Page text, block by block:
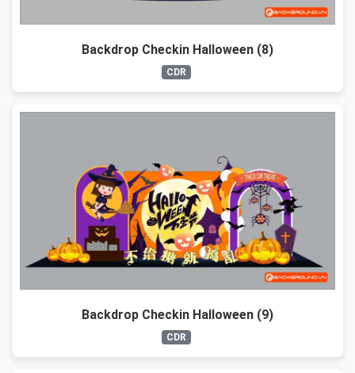
Backdrop Checkin Halloween (8)
CDR
Backdrop Checkin Halloween (9)
CDR